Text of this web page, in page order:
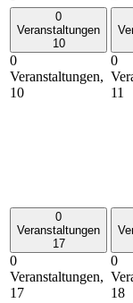
0
Veranstaltungen
10
0
Veranstaltungen,
10
0
11
0
Veranstaltungen
17
0
Veranstaltungen,
17
0
18